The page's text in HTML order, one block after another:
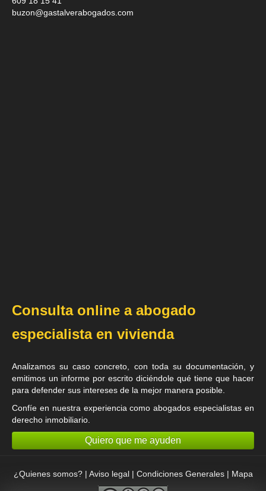
buzon@gastalverabogados.com
Consulta online a abogado
especialista en vivienda
Analizamos su caso concreto, con toda su documentación, y
emitimos un informe por escrito diciéndole qué tiene que hacer
para defender sus intereses de la mejor manera posible.
Confíe en nuestra experiencia comoabogados especialistas en
derecho inmobiliario
Quiero que me ayuden
¿Quienes somos?| Aviso legal| Condiciones Generales| Mapa